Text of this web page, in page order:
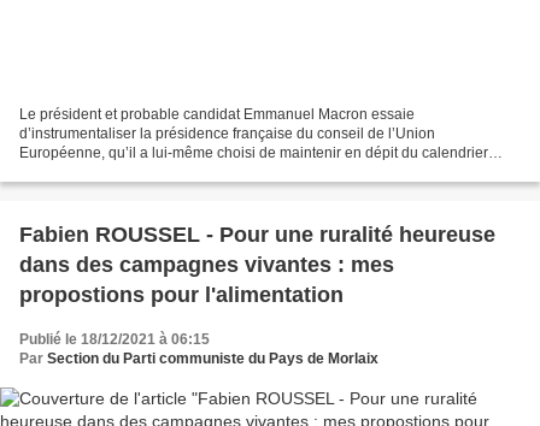
Le président et probable candidat Emmanuel Macron essaie
d’instrumentaliser la présidence française du conseil de l’Union
Européenne, qu’il a lui-même choisi de maintenir en dépit du calendrier
Fabien ROUSSEL - Pour une ruralité heureuse
dans des campagnes vivantes : mes
propostions pour l'alimentation
Publié le 18/12/2021 à 06:15
Par Section du Parti communiste du Pays de Morlaix